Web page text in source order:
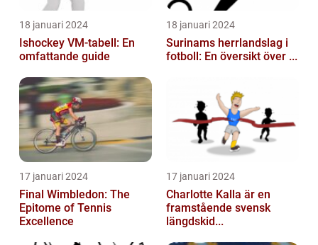
18 januari 2024
Ishockey VM-tabell: En
omfattande guide
18 januari 2024
Surinams herrlandslag i
fotboll: En översikt över ...
17 januari 2024
Final Wimbledon: The
Epitome of Tennis
Excellence
17 januari 2024
Charlotte Kalla är en
framstående svensk
längdskid...